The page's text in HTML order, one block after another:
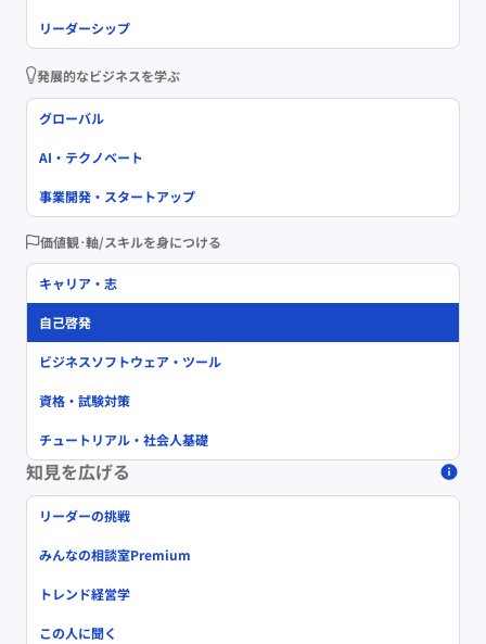
リーダーシップ
発展的なビジネスを学ぶ
グローバル
AI・テクノベート
事業開発・スタートアップ
価値観･軸/スキルを身につける
キャリア・志
自己啓発
ビジネスソフトウェア・ツール
資格・試験対策
チュートリアル・社会人基礎
知見を広げる
リーダーの挑戦
みんなの相談室Premium
トレンド経営学
この人に聞く